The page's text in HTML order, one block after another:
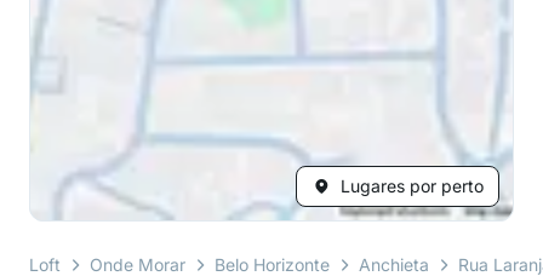
Lugares por perto
Loft Onde Morar Belo Horizonte Anchieta Rua